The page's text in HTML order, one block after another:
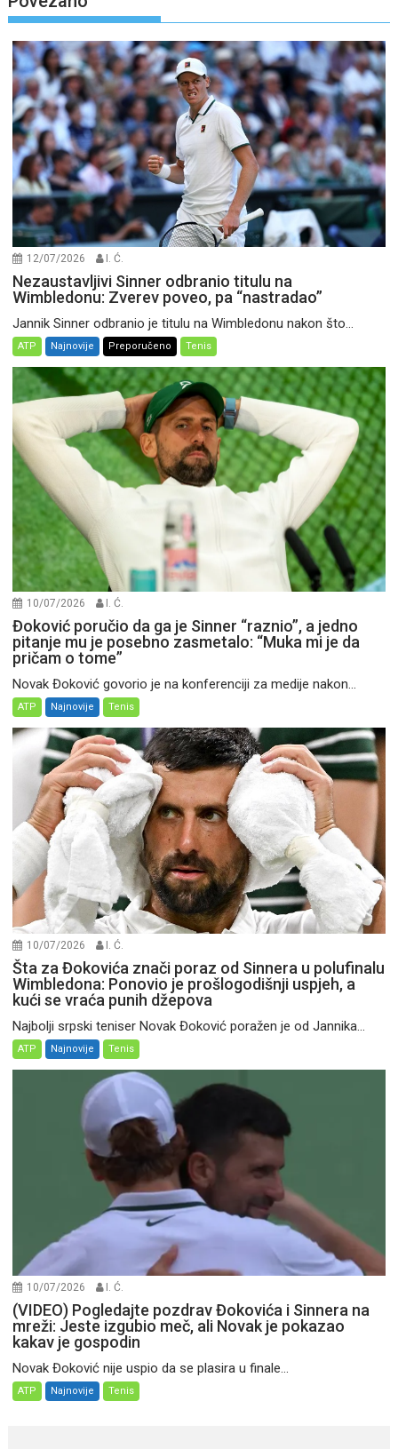
12/07/2026 I. Ć.
Nezaustavljivi Sinner odbranio titulu na
Wimbledonu: Zverev poveo, pa “nastradao”
Jannik Sinner odbranio je titulu na Wimbledonu nakon što...
ATP Najnovije Preporučeno Tenis
10/07/2026 I. Ć.
Đoković poručio da ga je Sinner “raznio”, a jedno
pitanje mu je posebno zasmetalo: “Muka mi je da
pričam o tome”
Novak Đoković govorio je na konferenciji za medije nakon...
ATP Najnovije Tenis
10/07/2026 I. Ć.
Šta za Đokovića znači poraz od Sinnera u polufinalu
Wimbledona: Ponovio je prošlogodišnji uspjeh, a
kući se vraća punih džepova
Najbolji srpski teniser Novak Đoković poražen je od Jannika...
ATP Najnovije Tenis
10/07/2026 I. Ć.
(VIDEO) Pogledajte pozdrav Đokovića i Sinnera na
mreži: Jeste izgubio meč, ali Novak je pokazao
kakav je gospodin
Novak Đoković nije uspio da se plasira u finale...
ATP Najnovije Tenis